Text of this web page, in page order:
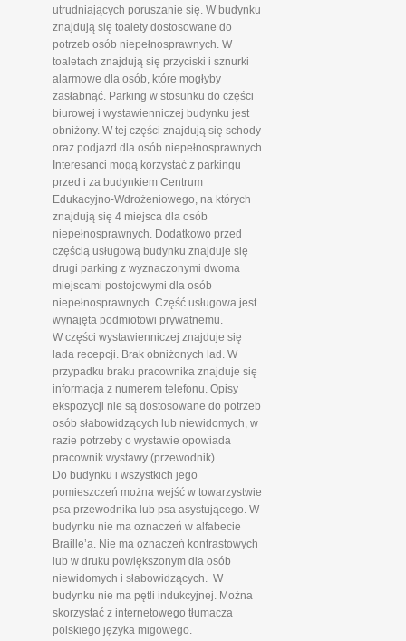
utrudniających poruszanie się. W budynku
znajdują się toalety dostosowane do
potrzeb osób niepełnosprawnych. W
toaletach znajdują się przyciski i sznurki
alarmowe dla osób, które mogłyby
zasłabnąć. Parking w stosunku do części
biurowej i wystawienniczej budynku jest
obniżony. W tej części znajdują się schody
oraz podjazd dla osób niepełnosprawnych.
Interesanci mogą korzystać z parkingu
przed i za budynkiem Centrum
Edukacyjno-Wdrożeniowego, na których
znajdują się 4 miejsca dla osób
niepełnosprawnych. Dodatkowo przed
częścią usługową budynku znajduje się
drugi parking z wyznaczonymi dwoma
miejscami postojowymi dla osób
niepełnosprawnych. Część usługowa jest
wynajęta podmiotowi prywatnemu.
W części wystawienniczej znajduje się
lada recepcji. Brak obniżonych lad. W
przypadku braku pracownika znajduje się
informacja z numerem telefonu. Opisy
ekspozycji nie są dostosowane do potrzeb
osób słabowidzących lub niewidomych, w
razie potrzeby o wystawie opowiada
pracownik wystawy (przewodnik).
Do budynku i wszystkich jego
pomieszczeń można wejść w towarzystwie
psa przewodnika lub psa asystującego. W
budynku nie ma oznaczeń w alfabecie
Braille’a. Nie ma oznaczeń kontrastowych
lub w druku powiększonym dla osób
niewidomych i słabowidzących. W
budynku nie ma pętli indukcyjnej. Można
skorzystać z internetowego tłumacza
polskiego języka migowego.